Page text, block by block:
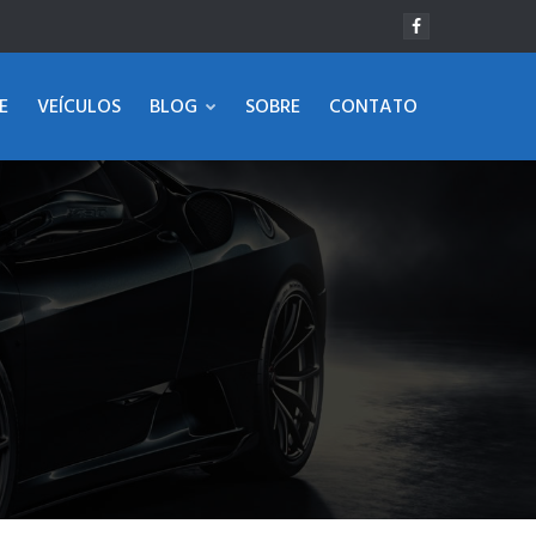
VEÍCULOS BLOG SOBRE CONTATO